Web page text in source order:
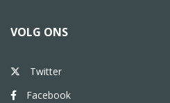
VOLG ONS
Twitter
Facebook